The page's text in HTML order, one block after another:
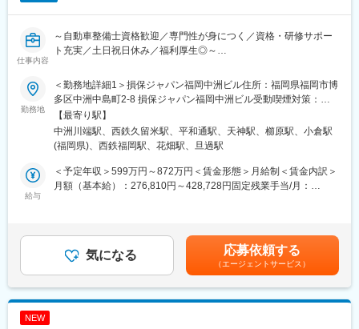
て、最適な環境です。
■魅力：
環境です。
・誰しもが慣れない交通事故の状況下で、事故を解決に導き、保
険金という形でお客様に貢献できるお仕事です。
・事故解決のプロフェッショナルとして活躍できるよう、入社か
らその後も、さまざまな力を身につけ、磨き、高め続けられる環
境が整っています。
・年間休日120日（土日祝）／所定労働時間09:00～17:00とワー
クライフバランスの取りやすい環境です。
sp/adjuster/img/adjuster.pdf
仕事内容
～自動車整備士資格歓迎／専門性が身につく／資格・研修サポー
ト充実／土日祝日休み／福利厚生◎～
入社後は技術アジャスター資格取得後、保険金サービス部門で、
自動車の損害調査・示談交渉をお任せします。
■職務詳細：
１．自動車損害調査
整備工場と修理範囲や修理計画・金額に関する折衝を行います。
また、事故の事案担当者へ自動車調査結果に関する情報提供を行
い、スムーズな解決に向けて支援を行います。
２．示談交渉
■育成体制：
技術アジャスター資格取得に向けて、自動車工学や関係法令、自
動車損害の適正評価等、専門知識を集合研修と実務研修（配属先
勤務地
＜勤務地詳細1＞損保ジャパン福岡中洲ビル住所：福岡県福岡市博
多区中洲中島町2-8 損保ジャパン福岡中洲ビル受動喫煙対策：屋
内全面禁煙＜勤務地詳細2＞フラッグ久留米イースト住所：福岡県
久留米市天神町１－６ フラッグ久留米イースト受動喫煙対策：屋
内全面禁煙＜勤務地詳細3＞損保ジャパン北九州ビル住所：福岡県
本 小倉線／小倉駅受動喫煙対策：屋内全面禁煙変更の範囲：会社
の定める事業所（リモートワーク含む）
【最寄り駅】
中洲川端駅、西鉄久留米駅、平和通駅、天神駅、櫛原駅、小倉駅
(福岡県)、西鉄福岡駅、花畑駅、旦過駅
給与
＜予定年収＞599万円～872万円＜賃金形態＞月給制＜賃金内訳＞
月額（基本給）：276,810円～428,728円固定残業手当/月：
賞与：年2回（会社業績、評価による）■昇給：あり※賃金はあく
までも目安の金額であり、選考を通じて上下する可能性がありま
す。※各種手当てを規程に従い支給※技術アジャスター資格保有者
は優遇します。※超過した時間外労働の残業時間代は追加支給賃金
はあくまでも目安の金額であり、選考を通じて上下する可能性が
気になる 応募依頼する
（エージェントサービス）
NEW